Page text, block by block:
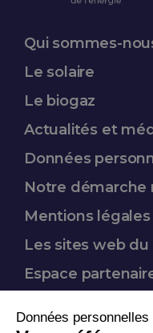
Qui sommes-
Le solaire
Le biogaz
Actualités et
Données
Notre démarche
Mentions légales
Les sites web
Espace